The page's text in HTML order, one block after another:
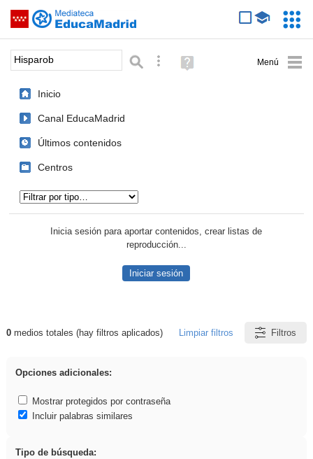
Saltar navegación
Palabra o frase: Búsqueda avanzada
Ayuda
(en
Inicio
Canal EducaMadrid
Últimos contenidos
Centros
Inicia sesión para aportar contenidos, crear listas de
reproducción...
Iniciar sesión
Resultados de: Hisparob
0medios totales (hay filtros aplicados) Limpiar filtros Filtros
Opciones adicionales:
Mostrar protegidos por contraseña
Incluir palabras similares
Tipo de búsqueda: